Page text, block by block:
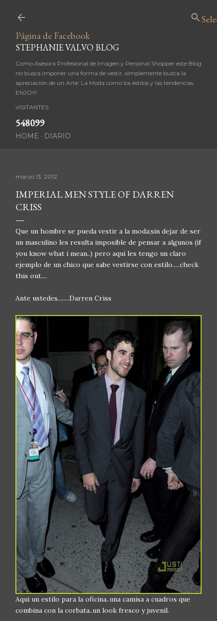
Página de Facebook
STEPHANIE VALVO BLOG
Como Asesora Profesional de Imagen y Personal Shopper este Blog
no busca imponer una forma de vestir, simplemente busca la
apreciación de un Arte: La Moda como los estilos y las tendencias.
ENJOY!
VISITANTES
548099
HOME DIARIO
marzo 13, 2012
IMPERIAL MEN STYLE OF DARREN
CRISS
Que un hombre se pueda vestir a la moda;sin dejar de ser
un masculino les resulta imposible de pensar a algunos (if
you know what i mean..) pero aqui les tengo un claro
ejemplo de un chico que sabe vestirse con estilo.....check
this out....
Ante ustedes........Darren Criss
Aqui un estilo para la oficina..una camisa a cuadros que
combina con la corbata..un look fresco y juvenil.